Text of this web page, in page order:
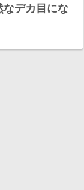
デカ目にな